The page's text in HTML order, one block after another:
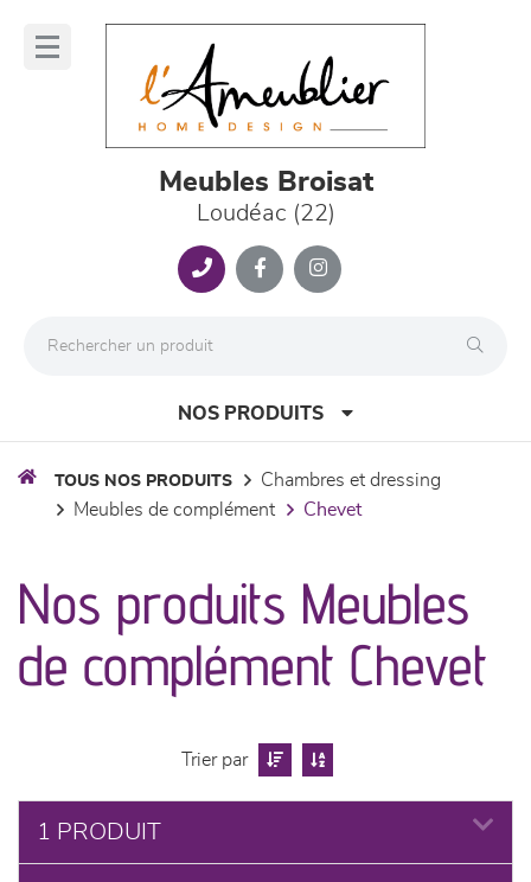
Meubles Broisat
Loudéac (22)
NOS PRODUITS
séjours
meubles de complément
literie
décoration
TOUS NOS PRODUITS
chambres et dressing
meubles de complément
chevet
Nos produits Meubles
de complément Chevet
Trier par
1 PRODUIT